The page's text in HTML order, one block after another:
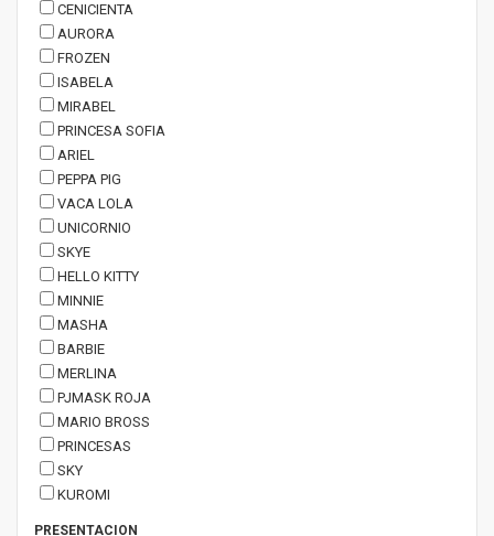
CENICIENTA
AURORA
FROZEN
ISABELA
MIRABEL
PRINCESA SOFIA
ARIEL
PEPPA PIG
VACA LOLA
UNICORNIO
SKYE
HELLO KITTY
MINNIE
MASHA
BARBIE
MERLINA
PJMASK ROJA
MARIO BROSS
PRINCESAS
SKY
KUROMI
PRESENTACION